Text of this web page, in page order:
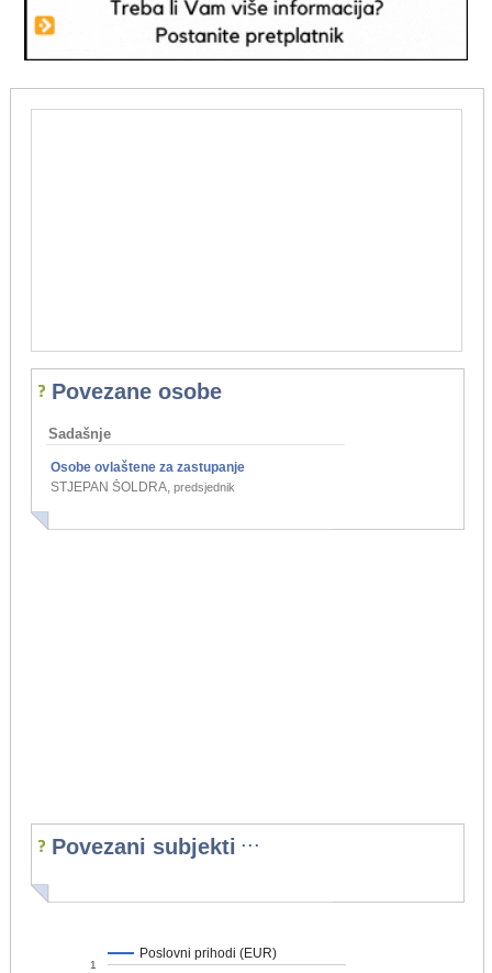
Povezane osobe
Sadašnje
Osobe ovlaštene za zastupanje
STJEPAN ŠOLDRA, predsjednik
Povezani subjekti ...
Poslovni prihodi (EUR)
1